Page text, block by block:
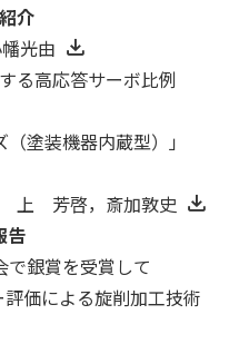
介
光由
る高応答サーボ比例
（塗装機器内蔵型）」
上 芳啓，斎加敦史
告
で銀賞を受賞して
評価による旋削加工技術